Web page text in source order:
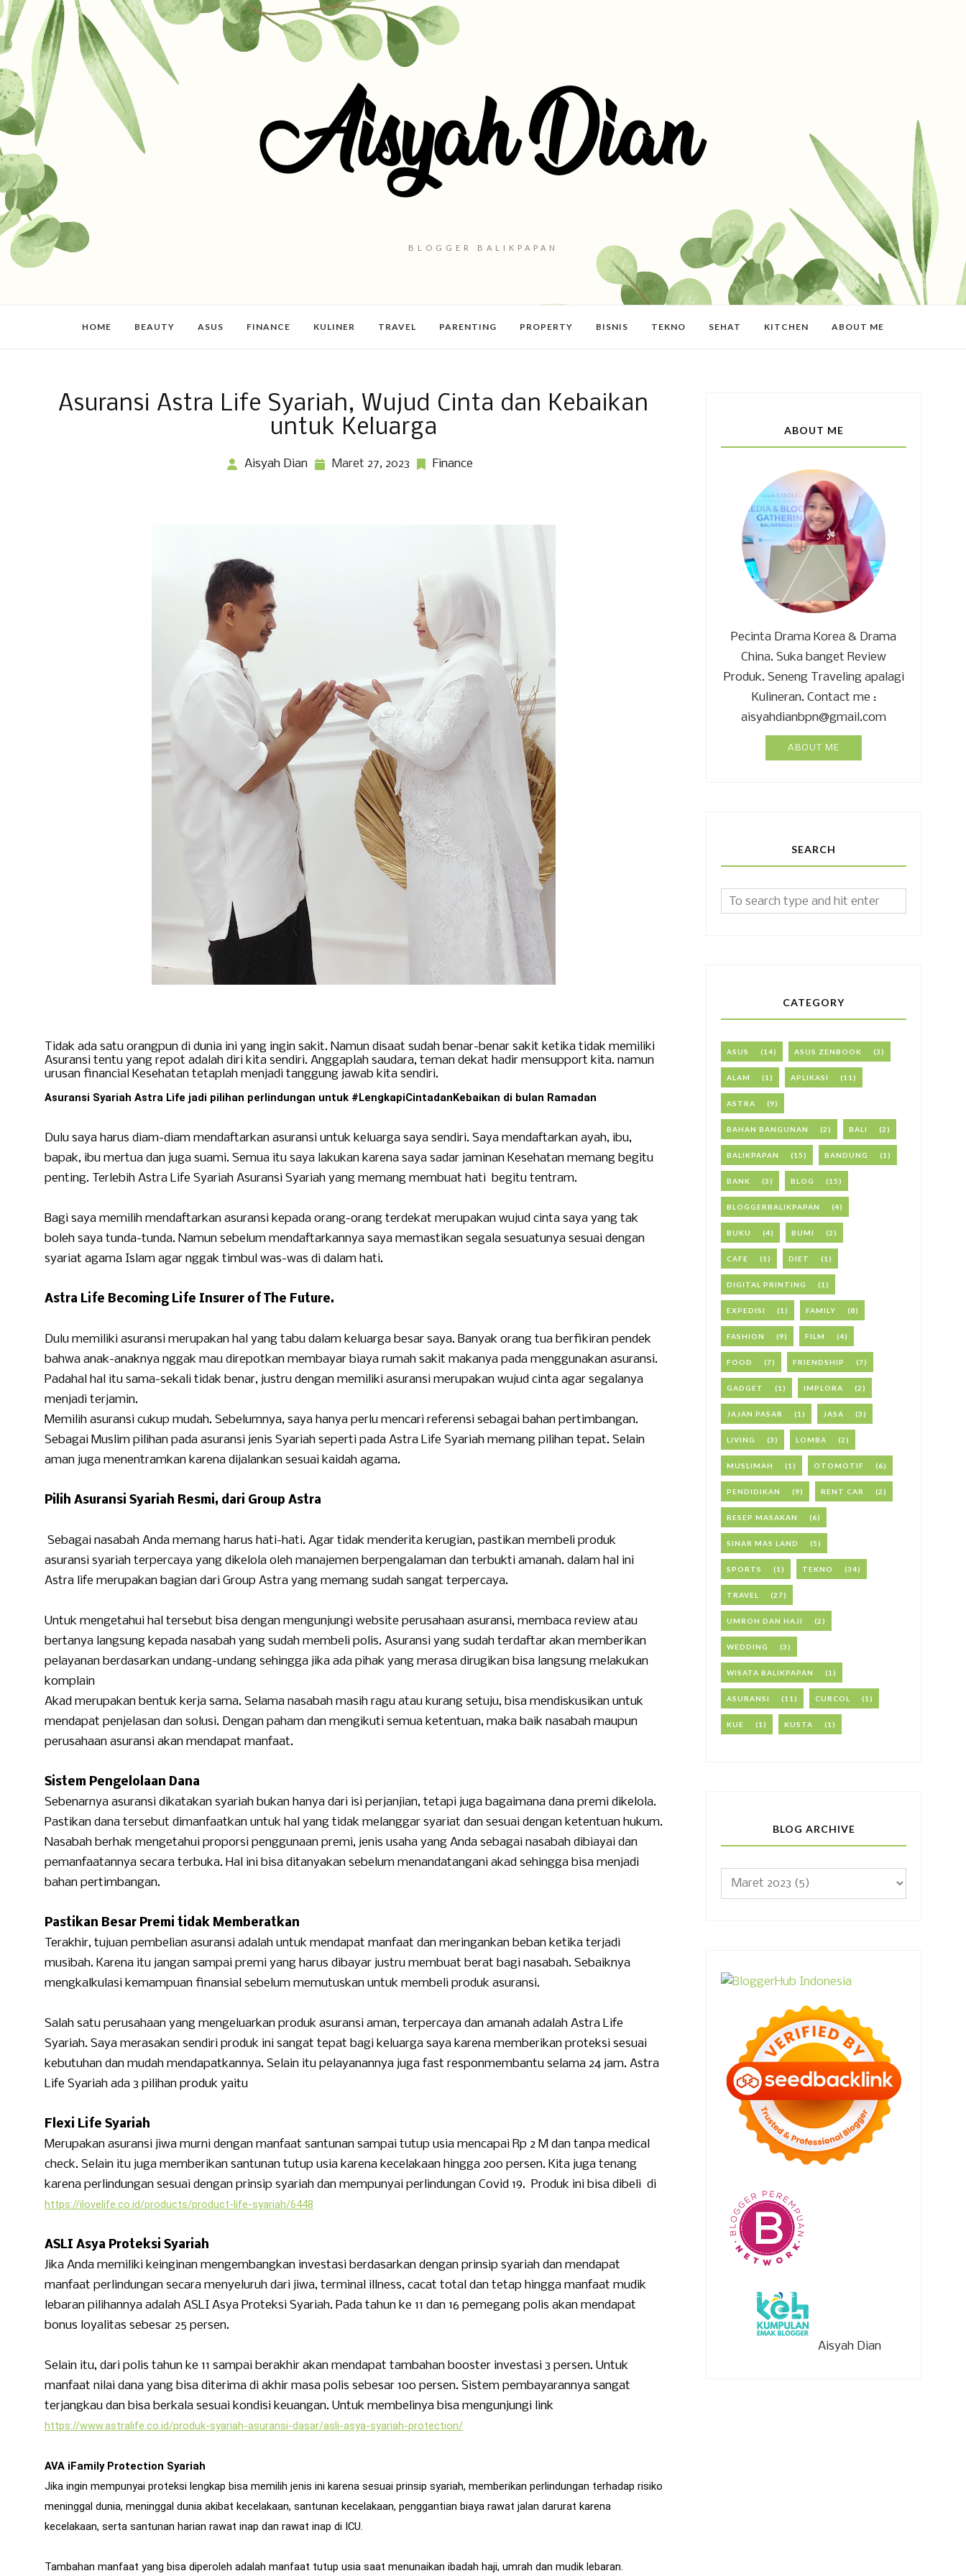
BLOGGER BALIKPAPAN
HOME BEAUTY ASUS FINANCE KULINER TRAVEL PARENTING PROPERTY BISNIS TEKNO SEHAT KITCHEN ABOUT ME
Asuransi Astra Life Syariah, Wujud Cinta dan Kebaikan
untuk Keluarga
Aisyah Dian Maret 27, 2023 Finance
Tidak ada satu orangpun di dunia ini yang ingin sakit. Namun disaat sudah benar-benar sakit ketika tidak memiliki
Asuransi tentu yang repot adalah diri kita sendiri. Anggaplah saudara, teman dekat hadir mensupport kita. namun
urusan financial Kesehatan tetaplah menjadi tanggung jawab kita sendiri.
Asuransi Syariah Astra Life jadi pilihan perlindungan untuk #LengkapiCintadanKebaikan di bulan Ramadan
Dulu saya harus diam-diam mendaftarkan asuransi untuk keluarga saya sendiri. Saya mendaftarkan ayah, ibu,
bapak, ibu mertua dan juga suami. Semua itu saya lakukan karena saya sadar jaminan Kesehatan memang begitu
penting. Terlebih Astra Life Syariah Asuransi Syariah yang memang membuat hati begitu tentram.
Bagi saya memilih mendaftarkan asuransi kepada orang-orang terdekat merupakan wujud cinta saya yang tak
boleh saya tunda-tunda. Namun sebelum mendaftarkannya saya memastikan segala sesuatunya sesuai dengan
syariat agama Islam agar nggak timbul was-was di dalam hati.
Astra Life Becoming Life Insurer of The Future.
Dulu memiliki asuransi merupakan hal yang tabu dalam keluarga besar saya. Banyak orang tua berfikiran pendek
bahwa anak-anaknya nggak mau direpotkan membayar biaya rumah sakit makanya pada menggunakan asuransi.
Padahal hal itu sama-sekali tidak benar, justru dengan memiliki asuransi merupakan wujud cinta agar segalanya
menjadi terjamin.
Memilih asuransi cukup mudah. Sebelumnya, saya hanya perlu mencari referensi sebagai bahan pertimbangan.
Sebagai Muslim pilihan pada asuransi jenis Syariah seperti pada Astra Life Syariah memang pilihan tepat. Selain
aman juga menentramkan karena dijalankan sesuai kaidah agama.
Pilih Asuransi Syariah Resmi, dari Group Astra
Sebagai nasabah Anda memang harus hati-hati. Agar tidak menderita kerugian, pastikan membeli produk
asuransi syariah terpercaya yang dikelola oleh manajemen berpengalaman dan terbukti amanah. dalam hal ini
Astra life merupakan bagian dari Group Astra yang memang sudah sangat terpercaya.
Untuk mengetahui hal tersebut bisa dengan mengunjungi website perusahaan asuransi, membaca review atau
bertanya langsung kepada nasabah yang sudah membeli polis. Asuransi yang sudah terdaftar akan memberikan
pelayanan berdasarkan undang-undang sehingga jika ada pihak yang merasa dirugikan bisa langsung melakukan
komplain
Akad merupakan bentuk kerja sama. Selama nasabah masih ragu atau kurang setuju, bisa mendiskusikan untuk
mendapat penjelasan dan solusi. Dengan paham dan mengikuti semua ketentuan, maka baik nasabah maupun
perusahaan asuransi akan mendapat manfaat.
Sistem Pengelolaan Dana
Sebenarnya asuransi dikatakan syariah bukan hanya dari isi perjanjian, tetapi juga bagaimana dana premi dikelola.
Pastikan dana tersebut dimanfaatkan untuk hal yang tidak melanggar syariat dan sesuai dengan ketentuan hukum.
Nasabah berhak mengetahui proporsi penggunaan premi, jenis usaha yang Anda sebagai nasabah dibiayai dan
pemanfaatannya secara terbuka. Hal ini bisa ditanyakan sebelum menandatangani akad sehingga bisa menjadi
bahan pertimbangan.
Pastikan Besar Premi tidak Memberatkan
Terakhir, tujuan pembelian asuransi adalah untuk mendapat manfaat dan meringankan beban ketika terjadi
musibah. Karena itu jangan sampai premi yang harus dibayar justru membuat berat bagi nasabah. Sebaiknya
mengkalkulasi kemampuan finansial sebelum memutuskan untuk membeli produk asuransi.
Salah satu perusahaan yang mengeluarkan produk asuransi aman, terpercaya dan amanah adalah Astra Life
Syariah. Saya merasakan sendiri produk ini sangat tepat bagi keluarga saya karena memberikan proteksi sesuai
kebutuhan dan mudah mendapatkannya. Selain itu pelayanannya juga fast responmembantu selama 24 jam. Astra
Life Syariah ada 3 pilihan produk yaitu
Flexi Life Syariah
Merupakan asuransi jiwa murni dengan manfaat santunan sampai tutup usia mencapai Rp 2 M dan tanpa medical
check. Selain itu juga memberikan santunan tutup usia karena kecelakaan hingga 200 persen. Kita juga tenang
karena perlindungan sesuai dengan prinsip syariah dan mempunyai perlindungan Covid 19. Produk ini bisa dibeli di
https://ilovelife.co.id/products/product-life-syariah/6448
ASLI Asya Proteksi Syariah
Jika Anda memiliki keinginan mengembangkan investasi berdasarkan dengan prinsip syariah dan mendapat
manfaat perlindungan secara menyeluruh dari jiwa, terminal illness, cacat total dan tetap hingga manfaat mudik
lebaran pilihannya adalah ASLI Asya Proteksi Syariah. Pada tahun ke 11 dan 16 pemegang polis akan mendapat
bonus loyalitas sebesar 25 persen.
Selain itu, dari polis tahun ke 11 sampai berakhir akan mendapat tambahan booster investasi 3 persen. Untuk
manfaat nilai dana yang bisa diterima di akhir masa polis sebesar 100 persen. Sistem pembayarannya sangat
terjangkau dan bisa berkala sesuai kondisi keuangan. Untuk membelinya bisa mengunjungi link
https://www.astralife.co.id/produk-syariah-asuransi-dasar/asli-asya-syariah-protection/
AVA iFamily Protection Syariah
Jika ingin mempunyai proteksi lengkap bisa memilih jenis ini karena sesuai prinsip syariah, memberikan perlindungan terhadap risiko
meninggal dunia, meninggal dunia akibat kecelakaan, santunan kecelakaan, penggantian biaya rawat jalan darurat karena
kecelakaan, serta santunan harian rawat inap dan rawat inap di ICU.
Tambahan manfaat yang bisa diperoleh adalah manfaat tutup usia saat menunaikan ibadah haji, umrah dan mudik lebaran.
ABOUT ME
Pecinta Drama Korea & Drama
China. Suka banget Review
Produk. Seneng Traveling apalagi
Kulineran. Contact me :
aisyahdianbpn@gmail.com
ABOUT ME
SEARCH
CATEGORY
ASUS (14) ASUS ZENBOOK (3)
ALAM (1) APLIKASI (11)
ASTRA (9)
BAHAN BANGUNAN (2) BALI (2)
BALIKPAPAN (15) BANDUNG (1)
BANK (3) BLOG (15)
BLOGGERBALIKPAPAN (4)
BUKU (4) BUMI (2)
CAFE (1) DIET (1)
DIGITAL PRINTING (1)
EXPEDISI (1) FAMILY (8)
FASHION (9) FILM (4)
FOOD (7) FRIENDSHIP (7)
GADGET (1) IMPLORA (2)
JAJAN PASAR (1) JASA (3)
LIVING (3) LOMBA (2)
MUSLIMAH (1) OTOMOTIF (6)
PENDIDIKAN (9) RENT CAR (2)
RESEP MASAKAN (6)
SINAR MAS LAND (5)
SPORTS (1) TEKNO (34)
TRAVEL (27)
UMROH DAN HAJI (2)
WEDDING (3)
WISATA BALIKPAPAN (1)
ASURANSI (11) CURCOL (1)
KUE (1) KUSTA (1)
BLOG ARCHIVE
Aisyah Dian